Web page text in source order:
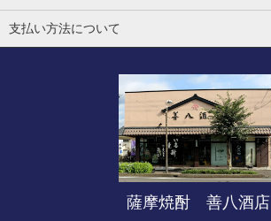
支払い方法について
薩摩焼酎 善八酒店